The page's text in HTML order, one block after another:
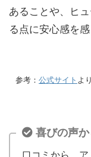
あることや、ヒ
る点に安心感を
参考： 公式サイト より
喜びの声
口コミから、